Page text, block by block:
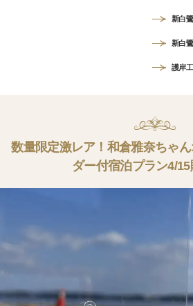
新白
新白
護岸
数量限定激レア！和倉雅奈ちゃ
ダー付宿泊プラン4/